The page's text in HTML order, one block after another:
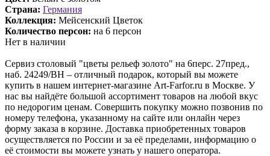
Страна: Германия
Коллекция: Мейсенский Цветок
Количество персон: на 6 персон
Нет в наличии
Сервиз столовый "цветы рельеф золото" на 6перс. 27пред.,
наб. 24249/BH – отличный подарок, который вы можете
купить в нашем интернет-магазине Art-Farfor.ru в Москве. У
нас вы найдёте большой ассортимент товаров на любой вкус
по недорогим ценам. Совершить покупку можно позвонив по
номеру телефона, указанному на сайте или онлайн через
форму заказа в корзине. Доставка приобретенных товаров
осуществляется по России и за её пределами, информацию о
её стоимости вы можете узнать у нашего оператора.